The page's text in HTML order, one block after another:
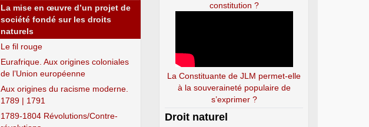
La mise en œuvre d’un projet de
société fondé sur les droits
naturels
Le fil rouge
Eurafrique. Aux origines coloniales
de l’Union européenne
Aux origines du racisme moderne.
1789 | 1791
1789-1804 Révolutions/Contre-
constitution ?
La Constituante de JLM permet-elle
à la souveraineté populaire de
s’exprimer ?
Droit naturel